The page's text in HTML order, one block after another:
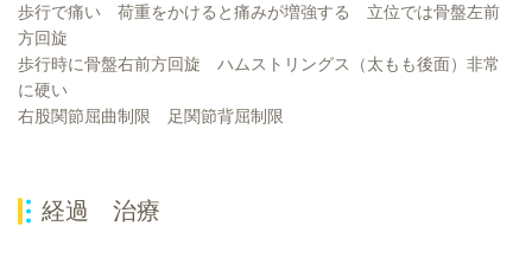
歩行で痛い 荷重をかけると痛みが増強する 立位では骨盤左前
方回旋
歩行時に骨盤右前方回旋 ハムストリングス（太もも後面）非常
に硬い
右股関節屈曲制限 足関節背屈制限
経過 治療